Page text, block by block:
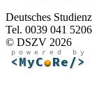
Deutsches
Tel. 0039 041
© DSZV 2026